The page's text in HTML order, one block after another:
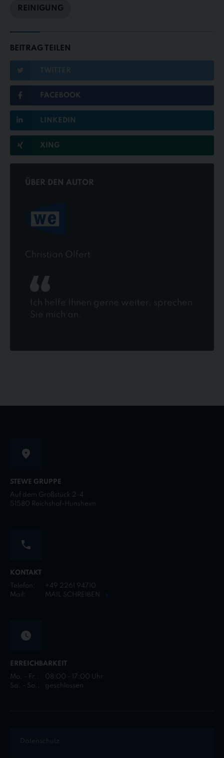
REINIGUNG
BEITRAG TEILEN
TWITTER
FACEBOOK
LINKEDIN
XING
ÜBER DEN AUTOR
Christian Olfert
Ich helfe Ihnen gerne weiter, sprechen
Sie mich an.
STEWE GRUPPE
Auf dem Großstück 2-4
51580 Reichshof-Hunsheim
KONTAKT
Telefon:
+49 2261 94710
Mail:
MAIL SCHREIBEN
ERREICHBARKEIT
Mo. - Fr.:
08:00 - 17:00 Uhr
Sa. - So.:
geschlossen
Datenschutz